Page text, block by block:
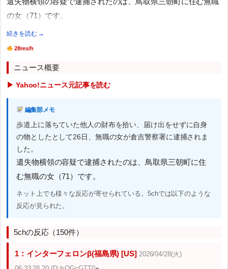
の女（71）です。
続きを読む →
28res/h
ニュース概要
▶ Yahoo!ニュース元記事を読む
編集部メモ
歩道上に落ちていた他人の財布を拾い、届け出をせずに自身
の物としたとして26日、無職の女が倉吉警察署に逮捕されま
した。
遺失物横領の容疑で逮捕されたのは、鳥取県三朝町に住
む無職の女（71）です。
ネット上でも様々な反応が寄せられている。5chでは以下のような
反応が見られた。
5chの反応（150件）
1：インターフェロンβ(福島県) [US] 2026/04/28(火)